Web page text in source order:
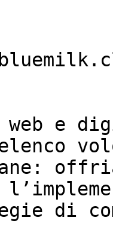
web e
di